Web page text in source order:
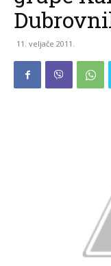
11. veljače 2011.